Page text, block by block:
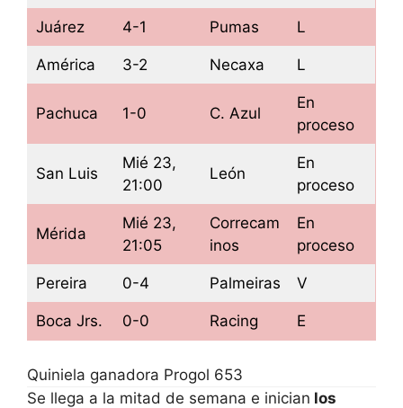
Juárez 4-1 Pumas L
América 3-2 Necaxa L
Pachuca 1-0 C. Azul
En
proceso
San Luis
Mié 23,
21:00
León
En
proceso
Mérida
Mié 23,
21:05
Correcam
inos
En
proceso
Pereira 0-4 Palmeiras V
Boca Jrs. 0-0 Racing E
Quiniela ganadora Progol 653
Se llega a la mitad de semana e inician los